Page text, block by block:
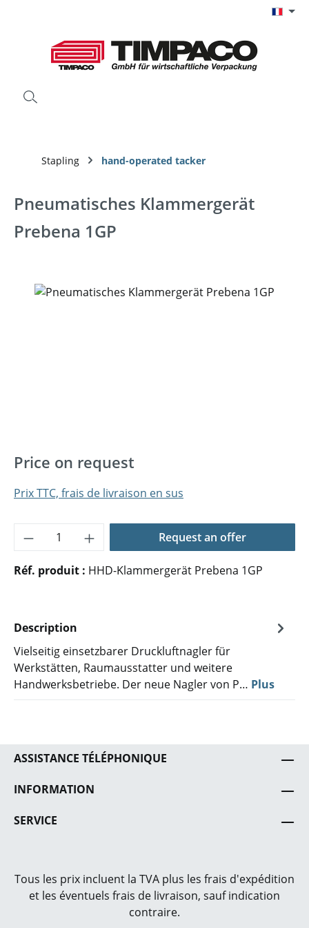
Stapling hand-operated tacker
Pneumatisches Klammergerät
Prebena 1GP
Ignorer la galerie d'images
Price on request
Prix TTC, frais de livraison en sus
Quantité de produit : Entrez la
Request an offer
Réf. produit : HHD-Klammergerät Prebena 1GP
Description
Vielseitig einsetzbarer Druckluftnagler für
Werkstätten, Raumausstatter und weitere
Handwerksbetriebe. Der neue Nagler von P… Plus
ASSISTANCE TÉLÉPHONIQUE
INFORMATION
SERVICE
Tous les prix incluent la TVA plus les frais d'expédition
et les éventuels frais de livraison, sauf indication
contraire.